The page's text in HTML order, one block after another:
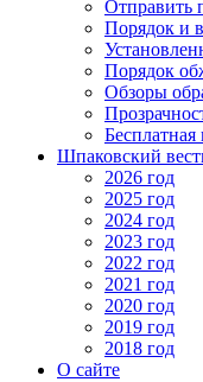
Отправить
Порядок и
Порядок
Обзоры
Шпаковский
2026 год
2025 год
2024 год
2023 год
2022 год
2021 год
2020 год
2019 год
2018 год
О сайте